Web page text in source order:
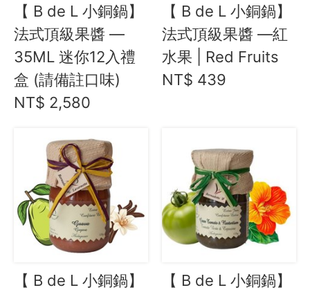
【 B de L 小銅鍋】
法式頂級果醬 —
35ML 迷你12入禮
盒 (請備註口味)
NT$ 2,580
【 B de L 小銅鍋】
法式頂級果醬 —紅
水果 | Red Fruits
NT$ 439
【 B de L 小銅鍋】
【 B de L 小銅鍋】